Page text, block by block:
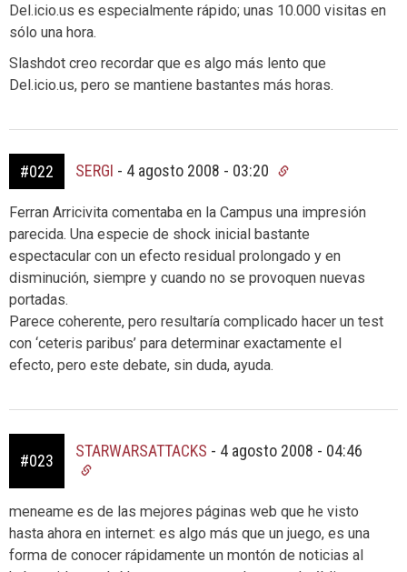
Del.icio.us es especialmente rápido; unas 10.000 visitas en
sólo una hora.
Slashdot creo recordar que es algo más lento que
Del.icio.us, pero se mantiene bastantes más horas.
#022 SERGI - 4 agosto 2008 - 03:20
Ferran Arricivita comentaba en la Campus una impresión
parecida. Una especie de shock inicial bastante
espectacular con un efecto residual prolongado y en
disminución, siempre y cuando no se provoquen nuevas
portadas.
Parece coherente, pero resultaría complicado hacer un test
con ‘ceteris paribus’ para determinar exactamente el
efecto, pero este debate, sin duda, ayuda.
#023
STARWARSATTACKS - 4 agosto 2008 - 04:46
meneame es de las mejores páginas web que he visto
hasta ahora en internet: es algo más que un juego, es una
forma de conocer rápidamente un montón de noticias al